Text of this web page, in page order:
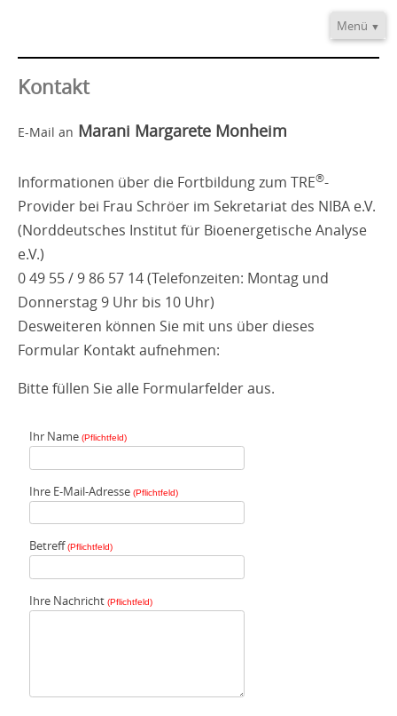
Fortbildung
Menü
Kontakt
E-Mail an Marani Margarete Monheim
Informationen über die Fortbildung zum TRE®-
Provider bei Frau Schröer im Sekretariat des NIBA e.V.
(Norddeutsches Institut für Bioenergetische Analyse
e.V.)
0 49 55 / 9 86 57 14 (Telefonzeiten: Montag und
Donnerstag 9 Uhr bis 10 Uhr)
Desweiteren können Sie mit uns über dieses
Formular Kontakt aufnehmen:
Bitte füllen Sie alle Formularfelder aus.
Ihr Name (Pflichtfeld)
Ihre E-Mail-Adresse (Pflichtfeld)
Betreff(Pflichtfeld)
Ihre Nachricht (Pflichtfeld)